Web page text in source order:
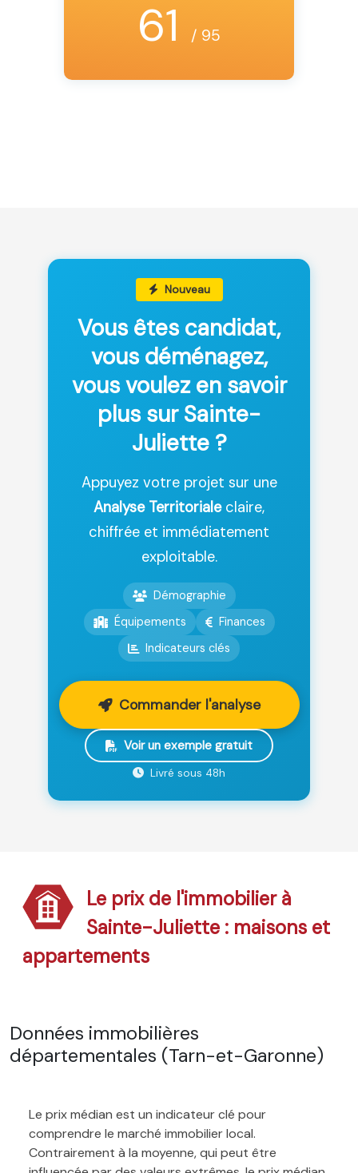
61 / 95
Nouveau
Vous êtes candidat,
vous déménagez,
vous voulez en savoir
plus sur Sainte-
Juliette ?
Appuyez votre projet sur une
Analyse Territorialeclaire,
chiffrée et immédiatement
exploitable.
Démographie
Équipements
Finances
Indicateurs clés
Commander l'analyse
Voir un exemple gratuit
Livré sous 48h
Le prix de l'immobilier à
Sainte-Juliette : maisons et
appartements
Données immobilières
départementales (Tarn-et-Garonne)
Le prix médian est un indicateur clé pour
comprendre le marché immobilier local.
Contrairement à la moyenne, qui peut être